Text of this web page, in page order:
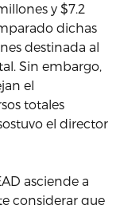
y $7.2
dichas
destinada al
Sin embargo,
el
totales
el director
asciende a
considerar que